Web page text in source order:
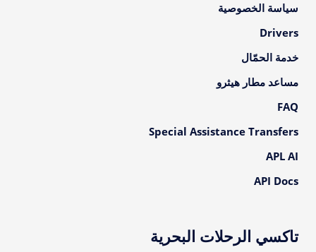
سياسة الخصوصية
Drivers
خدمة الحمّال
مساعد مطار هيثرو
FAQ
Special Assistance Transfers
APL AI
API Docs
تاكسي الرحلات البحرية